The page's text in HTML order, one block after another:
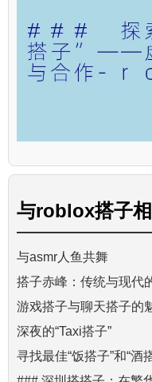
与roblox搭子
与asmr人鱼共舞
搭子赤峰：传统与现代
游戏搭子与聊天搭子的
深夜的“Taxi搭子”
寻找最佳“饭搭子”和“酒